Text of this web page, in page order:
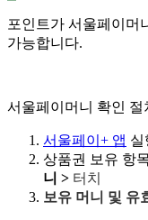
포인트가 서울페이머
가능합니다.
서울페이머니 확인
서울페이+ 앱 실
상품권 보유 항
니 > 터치
보유 머니 및 유